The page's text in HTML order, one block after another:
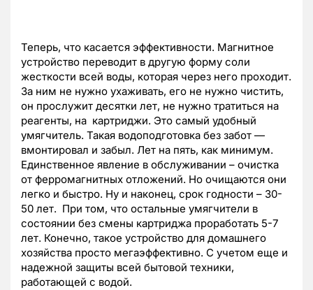
Теперь, что касается эффективности. Магнитное
устройство переводит в другую форму соли
жесткости всей воды, которая через него проходит.
За ним не нужно ухаживать, его не нужно чистить,
он прослужит десятки лет, не нужно тратиться на
реагенты, на картриджи. Это самый удобный
умягчитель. Такая водоподготовка без забот —
вмонтировал и забыл. Лет на пять, как минимум.
Единственное явление в обслуживании – очистка
от ферромагнитных отложений. Но очищаются они
легко и быстро. Ну и наконец, срок годности – 30-
50 лет. При том, что остальные умягчители в
состоянии без смены картриджа проработать 5-7
лет. Конечно, такое устройство для домашнего
хозяйства просто мегаэффективно. С учетом еще и
надежной защиты всей бытовой техники,
работающей с водой.